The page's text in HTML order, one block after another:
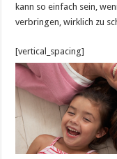
kann so einfach sein,
verbringen, wirklich zu
[vertical_spacing]